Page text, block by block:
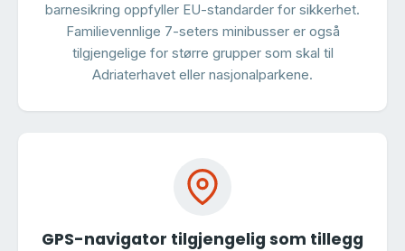
barnesikring oppfyller EU-standarder for sikkerhet.
Familievennlige 7-seters minibusser er også
tilgjengelige for større grupper som skal til
Adriaterhavet eller nasjonalparkene.
GPS-navigator tilgjengelig som tillegg